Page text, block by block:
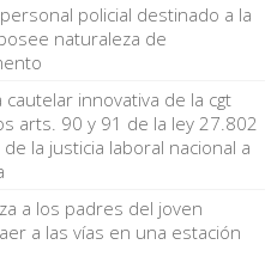
policial destinado a la
naturaleza de
innovativa de la cgt
arts. 90 y 91 de la ley 27.802
la justicia laboral nacional a
a los padres del joven
a las vías en una estación